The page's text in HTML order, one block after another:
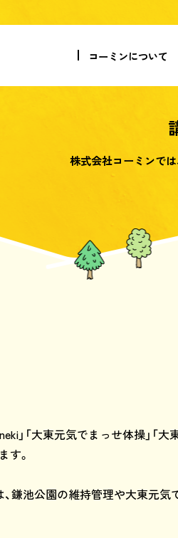
コーミンについて
株式会社コーミンでは
」「大東元気でまっせ体操」「大
す。
鎌池公園の維持管理や大東元